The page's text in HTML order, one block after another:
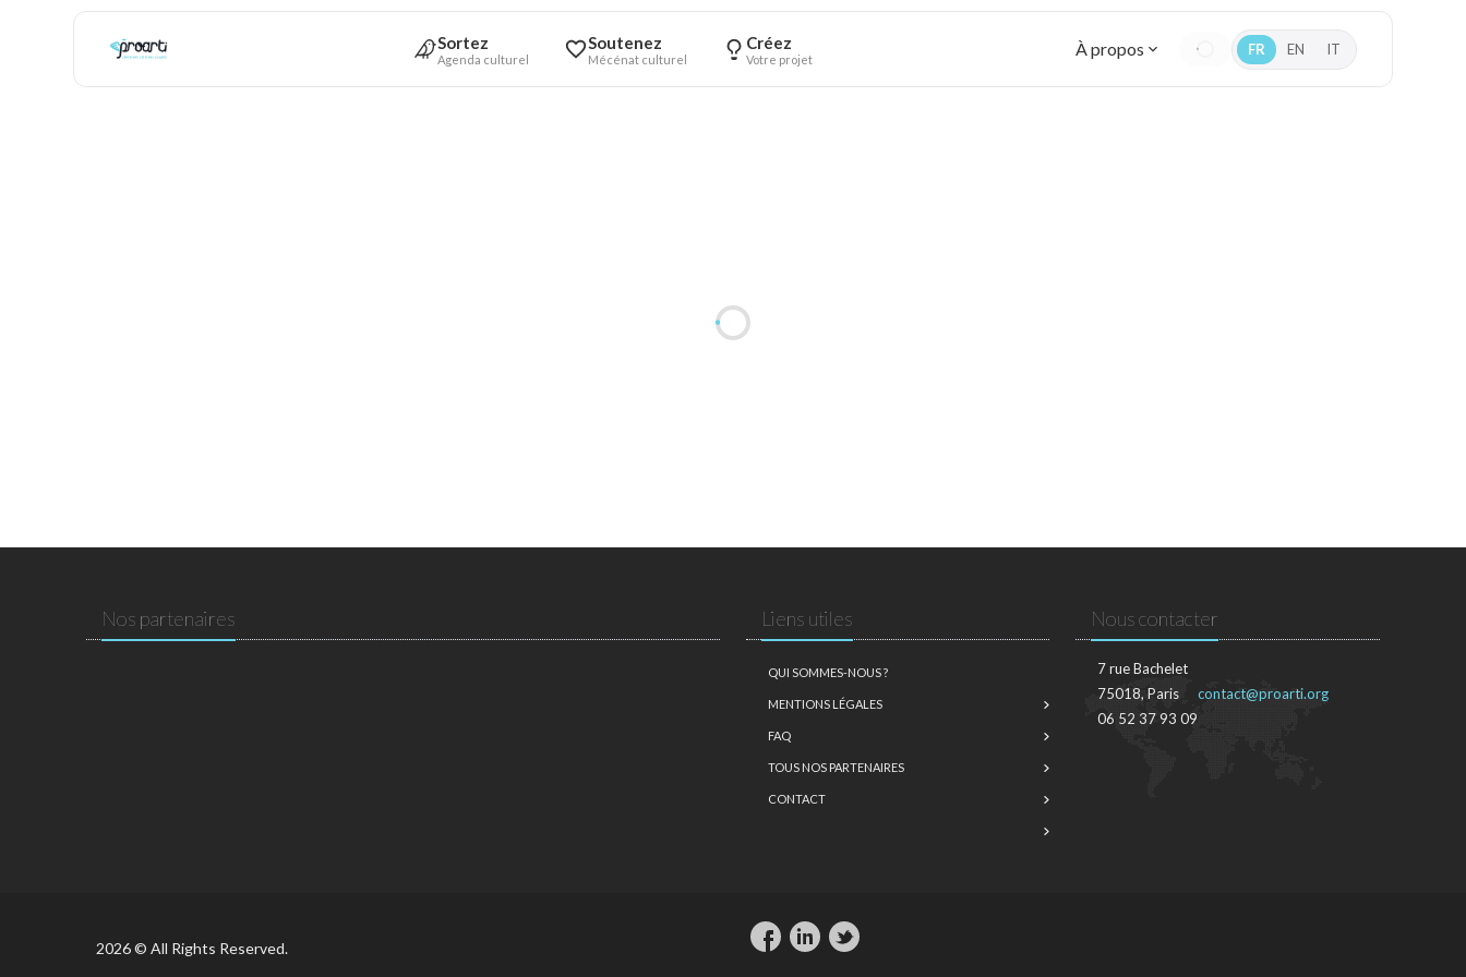
Sortez
Agenda culturel
Soutenez
Mécénat culturel
Créez
Votre projet À propos FR EN IT
Nos partenaires Liens utiles
QUI SOMMES-NOUS ?
MENTIONS LÉGALES
FAQ
TOUS NOS PARTENAIRES
CONTACT
Nous contacter
7 rue Bachelet
75018, Paris
06 52 37 93 09
contact@proarti.org
2026 © All Rights Reserved.